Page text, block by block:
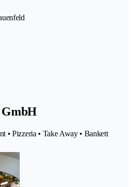
GmbH
• Pizzeria • Take Away • Bankett